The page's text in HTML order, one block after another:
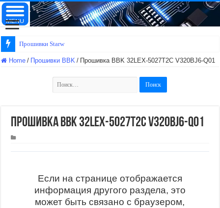
Прошивки Starwind
Home / Прошивки BBK / Прошивка BBK 32LEX-5027T2C V320BJ6-Q01
Найти:
Прошивка BBK 32LEX-5027T2C V320BJ6-Q01
Если на странице отображается
информация другого раздела, это
может быть связано с браузером,